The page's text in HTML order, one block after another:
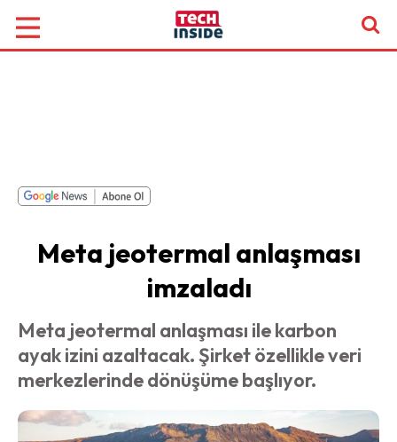
Meta jeotermal anlaşması
imzaladı
Meta jeotermal anlaşması ile karbon
ayak izini azaltacak. Şirket özellikle veri
merkezlerinde dönüşüme başlıyor.